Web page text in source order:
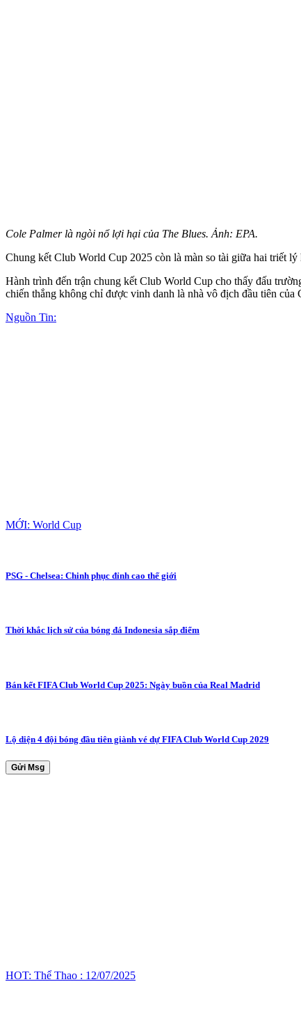
Cole Palmer là ngòi nổ lợi hại của The Blues. Ảnh: EPA.
Chung kết Club World Cup 2025 còn là màn so tài giữa hai triết
Hành trình đến trận chung kết Club World Cup cho thấy đấu
chiến thắng không chỉ được vinh danh là nhà vô địch đầu tiên
Nguồn Tin:
MỚI: World Cup
PSG - Chelsea: Chinh phục đỉnh cao thế giới
Thời khắc lịch sử của bóng đá Indonesia sắp điểm
Bán kết FIFA Club World Cup 2025: Ngày buồn của Real Madrid
Lộ diện 4 đội bóng đầu tiên giành vé dự FIFA Club World Cup 2029
Gửi Msg
HOT: Thể Thao : 12/07/2025